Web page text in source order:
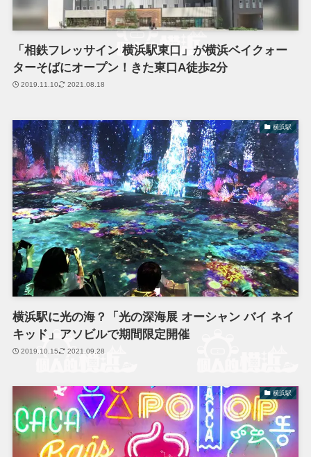
「相鉄フレッサイン 横浜駅東口」が横浜ベイクォー
ターそばにオープン！きた東口A徒歩2分
2019.11.10 2021.08.18
横浜駅
横浜駅に光の海？「光の深海展 オーシャン バイ ネイ
キッド」アソビルで期間限定開催
2019.10.15 2021.09.28
横浜駅